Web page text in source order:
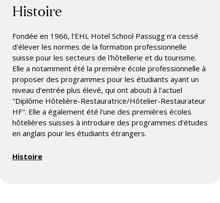
Histoire
Fondée en 1966, l'EHL Hotel School Passugg n'a cessé
d'élever les normes de la formation professionnelle
suisse pour les secteurs de l'hôtellerie et du tourisme.
Elle a notamment été la première école professionnelle à
proposer des programmes pour les étudiants ayant un
niveau d'entrée plus élevé, qui ont abouti à l'actuel
"Diplôme Hôtelière-Restauratrice/Hôtelier-Restaurateur
HF". Elle a également été l'une des premières écoles
hôtelières suisses à introduire des programmes d'études
en anglais pour les étudiants étrangers.
Histoire